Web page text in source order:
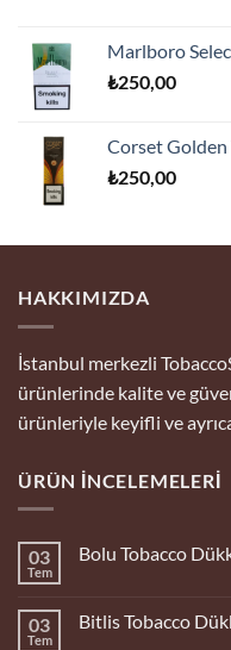
Marlboro
₺250,00
Corset Golden
₺250,00
HAKKIMIZDA
İstanbul merkezli
ürünlerinde kalite ve
ürünleriyle keyifli ve
ÜRÜN İNCELEMELERI
03
Tem
Bolu Tobacco
Tobacco
03
Tem
Bitlis Tobacco